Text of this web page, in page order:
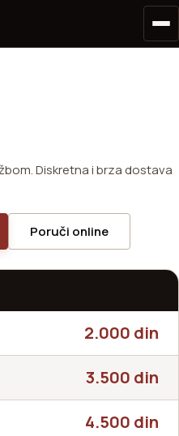
Diskretna i brza dostava
Poruči online
2.000 din
3.500 din
4.500 din